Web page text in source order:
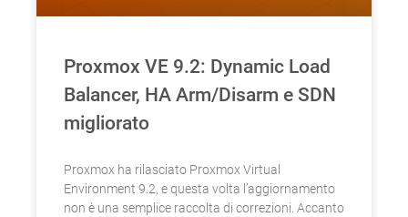
Proxmox VE 9.2: Dynamic Load
Balancer, HA Arm/Disarm e SDN
migliorato
Proxmox ha rilasciato Proxmox Virtual
Environment 9.2, e questa volta l’aggiornamento
non è una semplice raccolta di correzioni. Accanto